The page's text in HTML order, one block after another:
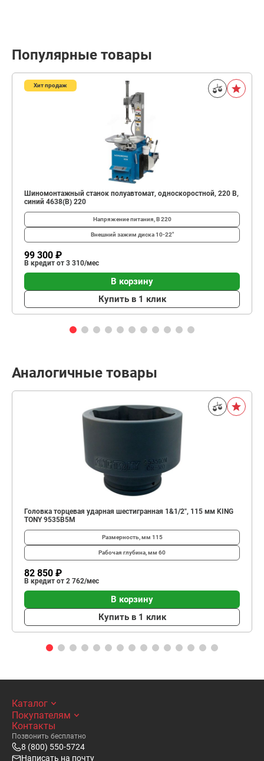
Популярные товары
Хит продаж
Шиномонтажный станок полуавтомат, односкоростной, 220 В,
синий 4638(B) 220
Напряжение питания, В220
Внешний зажим диска10-22"
99 300 ₽
В кредит от 3 310/мес
В корзину
Купить в 1 клик
Аналогичные товары
Головка торцевая ударная шестигранная 1&1/2", 115 мм KING
TONY 9535B5M
Размерность, мм 115
Рабочая глубина, мм 60
82 850 ₽
В кредит от 2 762/мес
В корзину
Купить в 1 клик
Каталог
Покупателям
Контакты
Позвонить бесплатно
8 (800) 550-5724
Написать на почту